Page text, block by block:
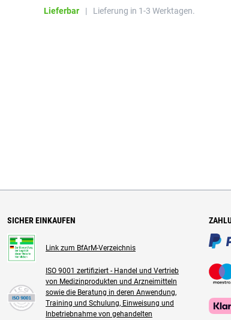
Lieferbar | Lieferung in 1-3 Werktagen.
SICHER EINKAUFEN
Link zum BfArM-Verzeichnis
ISO 9001 zertifiziert - Handel und Vertrieb
von Medizinprodukten und Arzneimitteln
sowie die Beratung in deren Anwendung,
Training und Schulung, Einweisung und
Inbetriebnahme von gehandelten